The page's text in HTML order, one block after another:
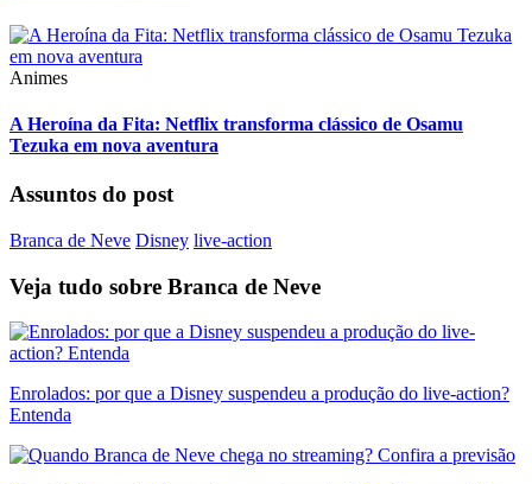
Animes
A Heroína da Fita: Netflix transforma clássico de Osamu
Tezuka em nova aventura
Assuntos do post
Branca de Neve Disney live-action
Veja tudo sobre Branca de Neve
Enrolados: por que a Disney suspendeu a produção do live-action?
Entenda